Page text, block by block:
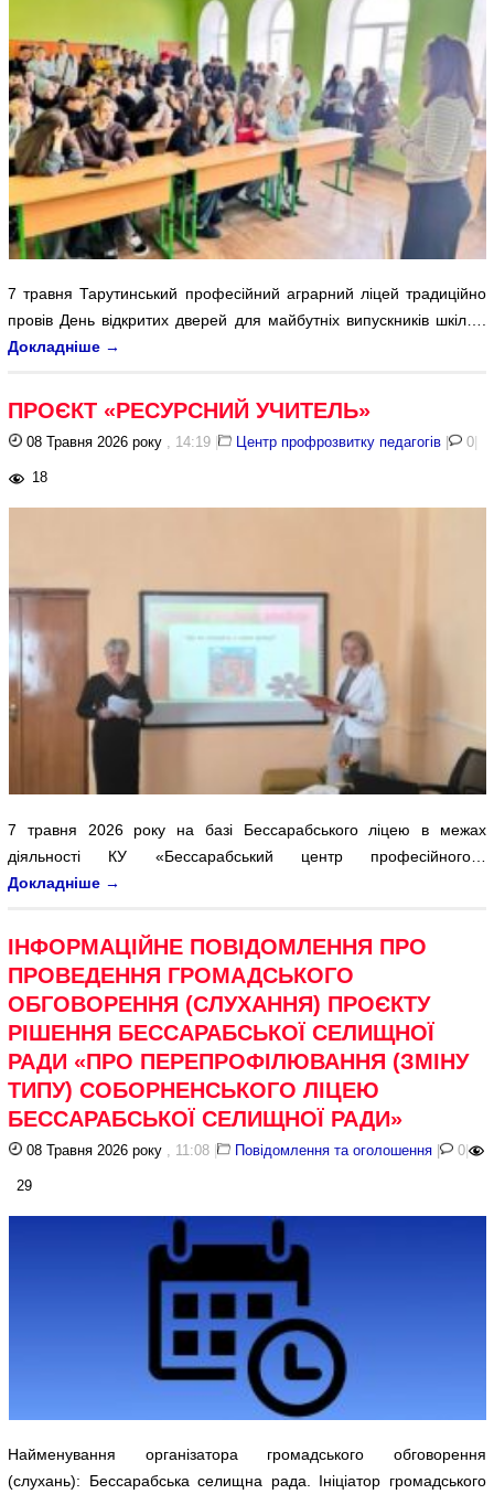
7 травня Тарутинський професійний аграрний ліцей традиційно
провів День відкритих дверей для майбутніх випускників шкіл….
Докладніше →
ПРОЄКТ «РЕСУРСНИЙ УЧИТЕЛЬ»
08 Травня 2026 року , 14:19 | Центр профрозвитку педагогів | 0
18
7 травня 2026 року на базі Бессарабського ліцею в межах
діяльності КУ «Бессарабський центр професійного…
Докладніше →
ІНФОРМАЦІЙНЕ ПОВІДОМЛЕННЯ ПРО
ПРОВЕДЕННЯ ГРОМАДСЬКОГО
ОБГОВОРЕННЯ (СЛУХАННЯ) ПРОЄКТУ
РІШЕННЯ БЕССАРАБСЬКОЇ СЕЛИЩНОЇ
РАДИ «ПРО ПЕРЕПРОФІЛЮВАННЯ (ЗМІНУ
ТИПУ) СОБОРНЕНСЬКОГО ЛІЦЕЮ
БЕССАРАБСЬКОЇ СЕЛИЩНОЇ РАДИ»
08 Травня 2026 року , 11:08 | Повідомлення та оголошення | 0|
29
Найменування організатора громадського обговорення
(слухань): Бессарабська селищна рада. Ініціатор громадського